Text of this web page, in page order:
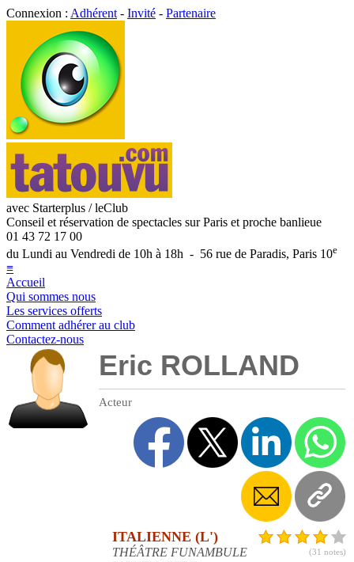
Connexion : Adhérent - Invité - Partenaire
avec Starterplus / leClub
Conseil et réservation de spectacles sur Paris et proche banlieue
01 43 72 17 00
du Lundi au Vendredi de 10h à 18h - 56 rue de Paradis, Paris 10e
≡
Accueil
Qui sommes nous
Les services offerts
Comment adhérer au club
Contactez-nous
Eric ROLLAND
Acteur
(31 notes)
ITALIENNE (L')
THÉÂTRE FUNAMBULE